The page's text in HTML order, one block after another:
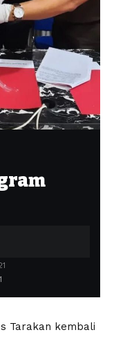
Tarakan kembali